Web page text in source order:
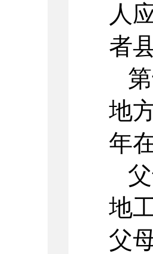
人
者
地
年
地
父